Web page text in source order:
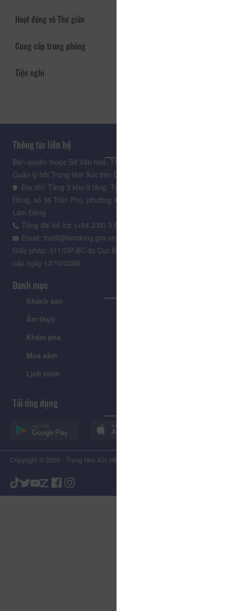
Hoạt động và Thư giãn
Cung cấp trong phòng
Tiện nghi
Thông tin liên hệ
Bản quyền thuộc Sở Văn hoá, Thể thao và Du lịch Lâm Đồng.
Quản lý bởi Trung tâm Xúc tiến Du lịch Lâm Đồng
Địa chỉ: Tầng 3 khu 9 tầng, Trung tâm Hành chính tỉnh Lâm
Đồng, số 36 Trần Phú, phường Xuân Hương - Đà Lạt, tỉnh
Lâm Đồng
Tổng đài hỗ trợ: (+84.235) 3.916.961
Email: ttxtdl@lamdong.gov.vn
Giấy phép: 311/GP-BC do Cục Báo chí - Bộ Văn hóa Thông tin
cấp ngày 13/10/2006
Danh mục
Khách sạn
Ẩm thực
Khám phá
Mua sắm
Lịch trình
Tải ứng dụng
Copyright © 2025 - Trung tâm Xúc tiến Du lịch Tỉnh Lâm Đồng